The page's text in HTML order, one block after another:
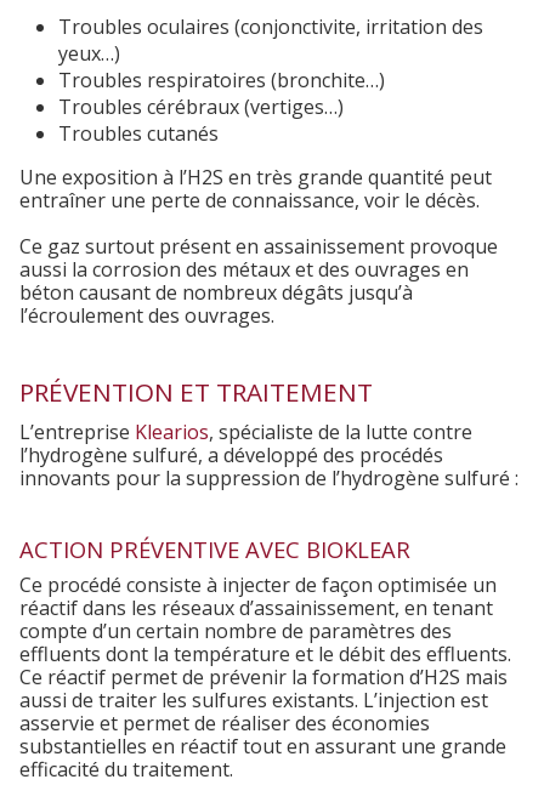
Troubles oculaires (conjonctivite, irritation des
yeux…)
Troubles respiratoires (bronchite…)
Troubles cérébraux (vertiges…)
Troubles cutanés
Une exposition à l’H2S en très grande quantité peut
entraîner une perte de connaissance, voir le décès.
Ce gaz surtout présent en assainissement provoque
aussi la corrosion des métaux et des ouvrages en
béton causant de nombreux dégâts jusqu’à
l’écroulement des ouvrages.
PRÉVENTION ET TRAITEMENT
L’entreprise Klearios, spécialiste de la lutte contre
l’hydrogène sulfuré, a développé des procédés
innovants pour la suppression de l’hydrogène sulfuré :
ACTION PRÉVENTIVE AVEC BIOKLEAR
Ce procédé consiste à injecter de façon optimisée un
réactif dans les réseaux d’assainissement, en tenant
compte d’un certain nombre de paramètres des
effluents dont la température et le débit des effluents.
Ce réactif permet de prévenir la formation d’H2S mais
aussi de traiter les sulfures existants. L’injection est
asservie et permet de réaliser des économies
substantielles en réactif tout en assurant une grande
efficacité du traitement.